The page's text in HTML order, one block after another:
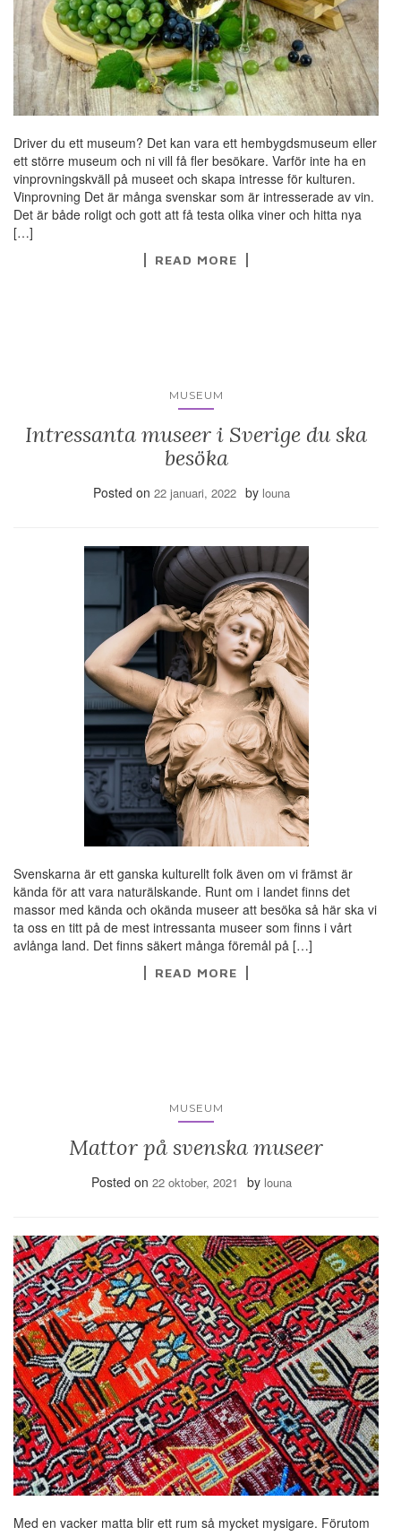
Driver du ett museum? Det kan vara ett hembygdsmuseum eller
ett större museum och ni vill få fler besökare. Varför inte ha en
vinprovningskväll på museet och skapa intresse för kulturen.
Vinprovning Det är många svenskar som är intresserade av vin.
Det är både roligt och gott att få testa olika viner och hitta nya
[…]
READ MORE
MUSEUM
Intressanta museer i Sverige du ska
besöka
Posted on 22 januari, 2022 by louna
Svenskarna är ett ganska kulturellt folk även om vi främst är
kända för att vara naturälskande. Runt om i landet finns det
massor med kända och okända museer att besöka så här ska vi
ta oss en titt på de mest intressanta museer som finns i vårt
avlånga land. Det finns säkert många föremål på […]
READ MORE
MUSEUM
Mattor på svenska museer
Posted on 22 oktober, 2021 by louna
Med en vacker matta blir ett rum så mycket mysigare. Förutom